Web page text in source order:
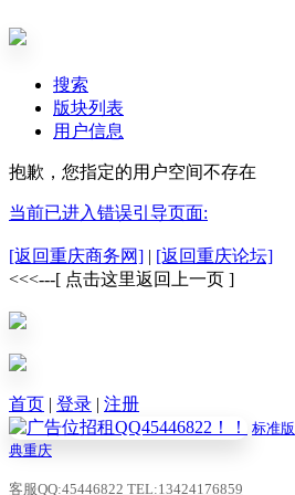
搜索
版块列表
用户信息
抱歉，您指定的用户空间不存在
当前已进入错误引导页面:
[返回重庆商务网] | [返回重庆论坛]
<<<---[ 点击这里返回上一页 ]
首页 | 登录 | 注册
标准版
典重庆
客服QQ:45446822 TEL:13424176859